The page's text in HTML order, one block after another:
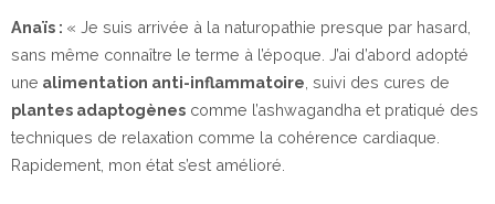
Anaïs : « Je suis arrivée à la naturopathie presque par hasard,
sans même connaître le terme à l’époque. J’ai d’abord adopté
une alimentation anti-inflammatoire , suivi des cures de
plantes adaptogènes comme l’ashwagandha et pratiqué des
techniques de relaxation comme la cohérence cardiaque.
Rapidement, mon état s’est amélioré.